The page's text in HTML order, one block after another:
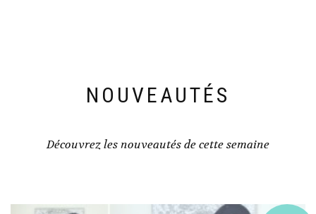
NOUVEAUTÉS
Découvrez les nouveautés de cette semaine